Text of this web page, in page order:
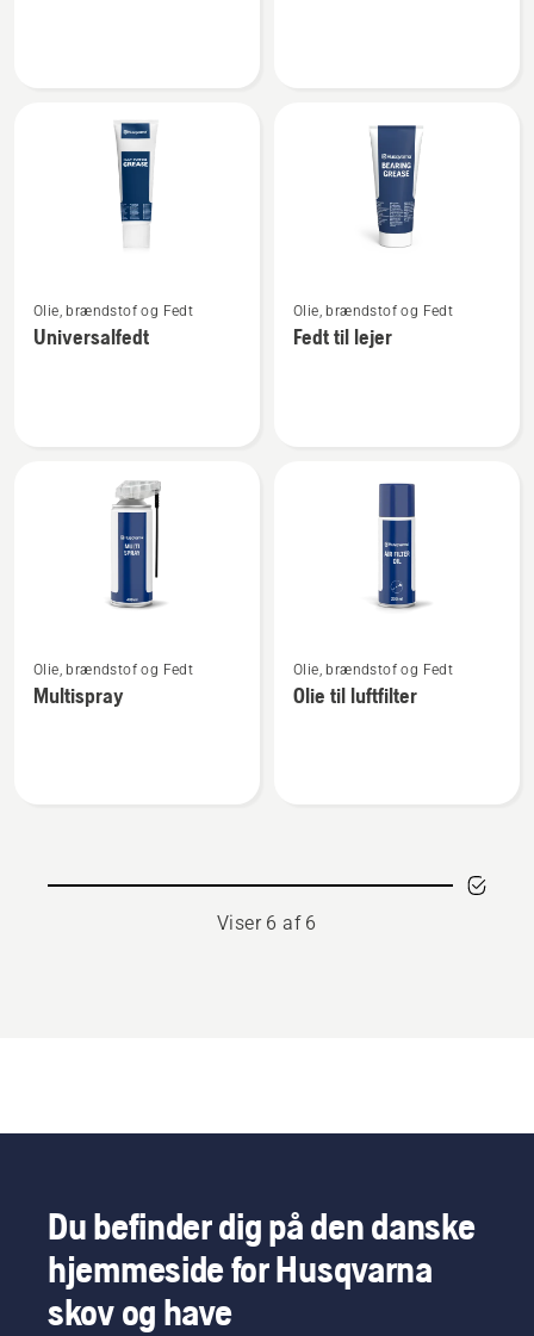
flere
detaljer
Olie, brændstof og Fedt
Universalfedt
flere
detaljer
Olie, brændstof og Fedt
Fedt til lejer
flere
detaljer
Olie, brændstof og Fedt
Multispray
flere
detaljer
Olie, brændstof og Fedt
Olie til luftfilter
Viser 6 af 6
Du befinder dig på den danske
hjemmeside for Husqvarna
skov og have